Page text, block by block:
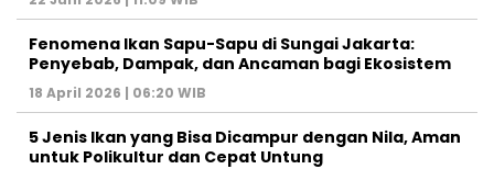
Fenomena Ikan Sapu-Sapu di Sungai Jakarta:
Penyebab, Dampak, dan Ancaman bagi Ekosistem
18 April 2026 | 06:20 WIB
5 Jenis Ikan yang Bisa Dicampur dengan Nila, Aman
untuk Polikultur dan Cepat Untung